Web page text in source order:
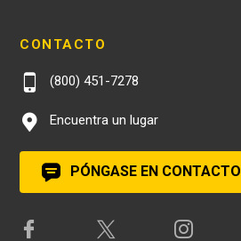
CONTACTO
(800) 451-7278
Encuentra un lugar
PÓNGASE EN CONTACTO